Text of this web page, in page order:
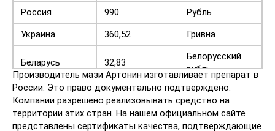
Россия
990
Рубль
Украина
360,52 Гривна
Беларусь 32,83
Белорусский
рубль
Казахстан
5633,9
Тенге
Азербайджан
22,9
Манат
Производитель мази Артонин изготавливает препарат в
России. Это право документально подтверждено.
Компании разрешено реализовывать средство на
территории этих стран. На нашем официальном сайте
представлены сертификаты качества, подтверждающие